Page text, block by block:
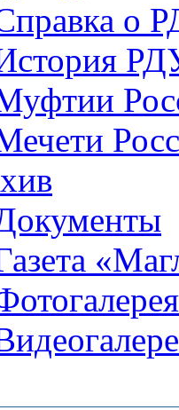
о